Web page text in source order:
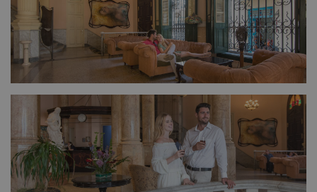
FULL SIZE